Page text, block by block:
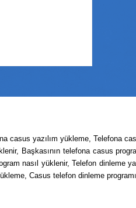
casus yazılım yükleme, Telefona
Başkasının telefona casus
nasıl yüklenir, Telefon dinleme
Casus telefon dinleme